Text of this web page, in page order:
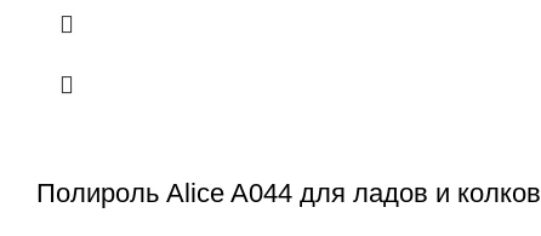
Полироль Alice A044 для ладов и колков